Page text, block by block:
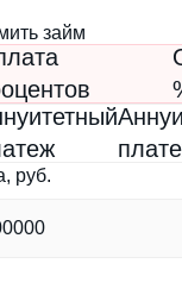
займ
руб.